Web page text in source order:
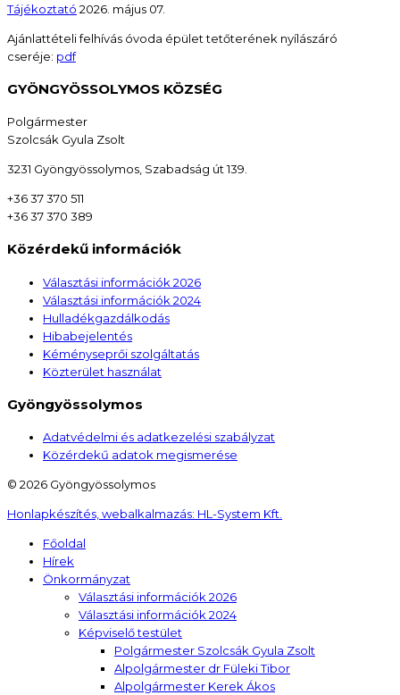
Tájékoztató 2026. május 07.
Ajánlattételi felhívás óvoda épület tetőterének nyílászáró
cseréje: pdf
GYÖNGYÖSSOLYMOS KÖZSÉG
Polgármester
Szolcsák Gyula Zsolt
3231 Gyöngyössolymos, Szabadság út 139.
+36 37 370 511
+36 37 370 389
Közérdekű információk
Választási információk 2026
Választási információk 2024
Hulladékgazdálkodás
Hibabejelentés
Kéményseprői szolgáltatás
Közterület használat
Gyöngyössolymos
Adatvédelmi és adatkezelési szabályzat
Közérdekű adatok megismerése
© 2026 Gyöngyössolymos
Honlapkészítés, webalkalmazás: HL-System Kft.
Főoldal
Hírek
Önkormányzat
Választási információk 2026
Választási információk 2024
Képviselő testület
Polgármester Szolcsák Gyula Zsolt
Alpolgármester dr Füleki Tibor
Alpolgármester Kerek Ákos